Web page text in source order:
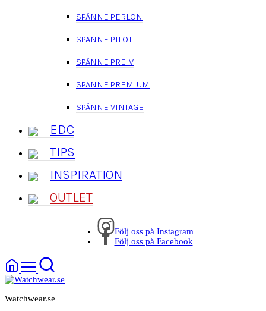
SPÄNNE PERLON
SPÄNNE PILOT
SPÄNNE PRE-V
SPÄNNE PREMIUM
SPÄNNE VINTAGE
EDC
TIPS
INSPIRATION
OUTLET
Följ oss på Instagram
Följ oss på Facebook
Watchwear.se